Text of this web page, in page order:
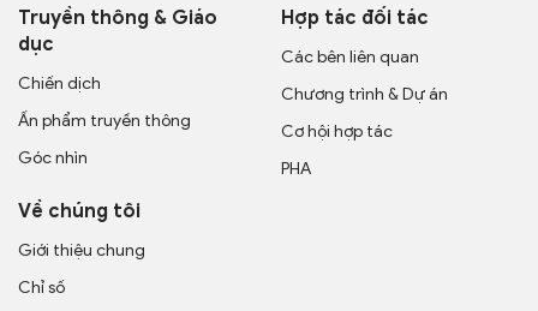
Truyền thông & Giáo
dục
Chiến dịch
Ấn phẩm truyền thông
Góc nhìn
Hợp tác đối tác
Các bên liên quan
Chương trình & Dự án
Cơ hội hợp tác
PHA
Về chúng tôi
Giới thiệu chung
Chỉ số